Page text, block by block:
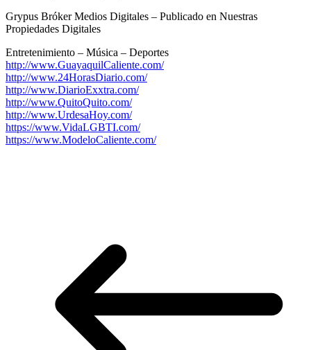
Grypus Bróker Medios Digitales – Publicado en Nuestras
Propiedades Digitales
Entretenimiento – Música – Deportes
http://www.GuayaquilCaliente.com/
http://www.24HorasDiario.com/
http://www.DiarioExxtra.com/
http://www.QuitoQuito.com/
http://www.UrdesaHoy.com/
https://www.VidaLGBTI.com/
https://www.ModeloCaliente.com/